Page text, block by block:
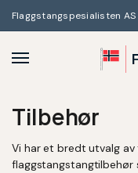
Flaggstangspesialisten AS
Tilbehør
Vi har et bredt utvalg